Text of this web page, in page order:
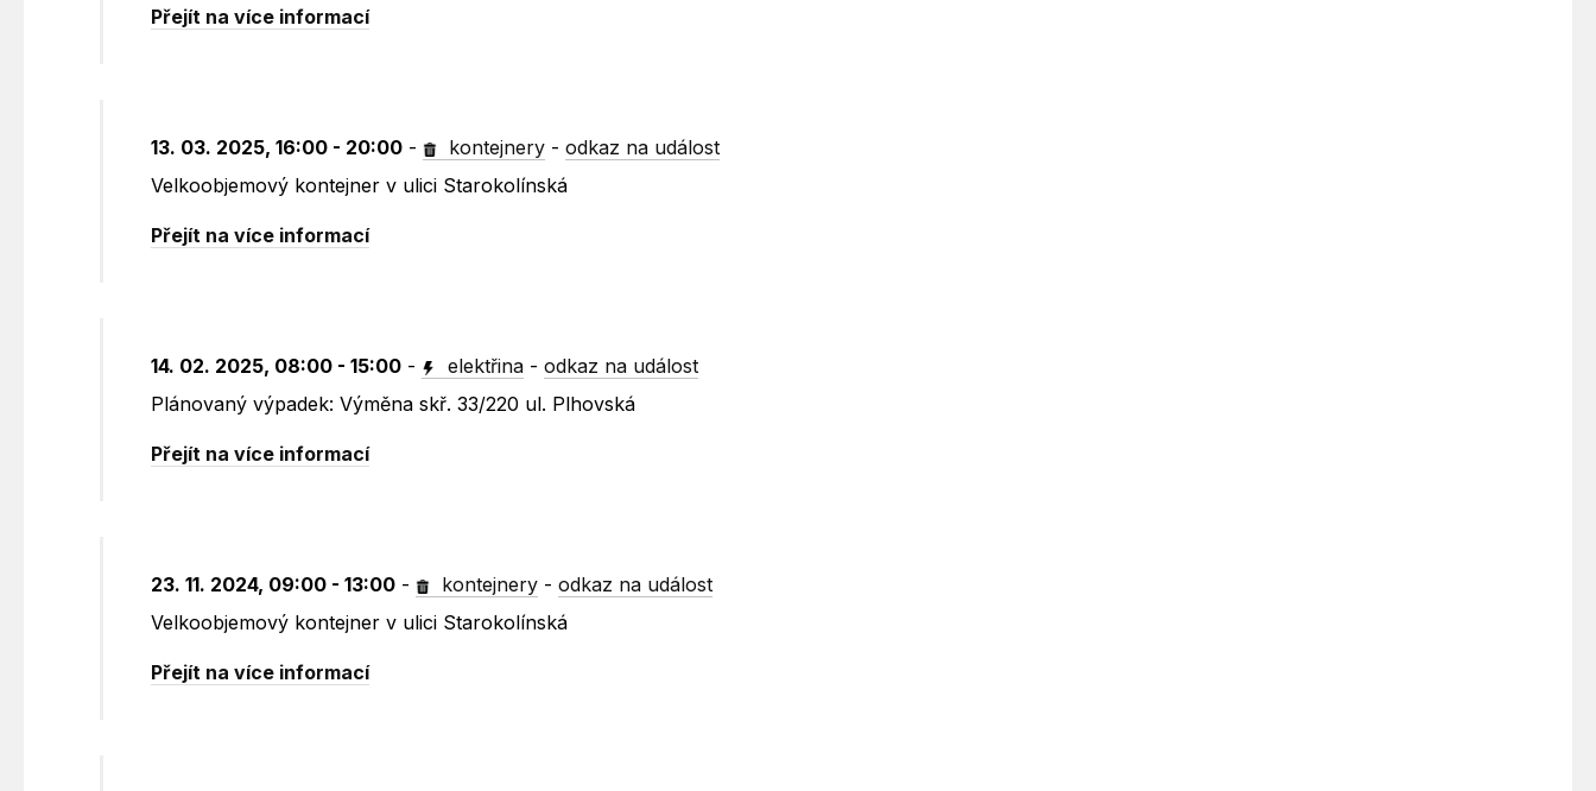
Přejít na více informací
13. 03. 2025, 16:00 - 20:00 - kontejnery -odkaz na událost
Velkoobjemový kontejner v ulici Starokolínská
Přejít na více informací
14. 02. 2025, 08:00 - 15:00 - elektřina -odkaz na událost
Plánovaný výpadek: Výměna skř. 33/220 ul. Plhovská
Přejít na více informací
23. 11. 2024, 09:00 - 13:00 - kontejnery -odkaz na událost
Velkoobjemový kontejner v ulici Starokolínská
Přejít na více informací